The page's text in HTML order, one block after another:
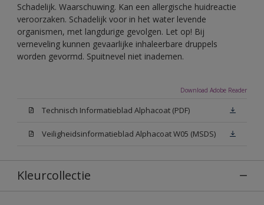
Schadelijk. Waarschuwing. Kan een allergische huidreactie
veroorzaken. Schadelijk voor in het water levende
organismen, met langdurige gevolgen. Let op! Bij
verneveling kunnen gevaarlijke inhaleerbare druppels
worden gevormd. Spuitnevel niet inademen.
Download Adobe Reader
Technisch Informatieblad Alphacoat (PDF)
Veiligheidsinformatieblad Alphacoat W05 (MSDS)
Kleurcollectie